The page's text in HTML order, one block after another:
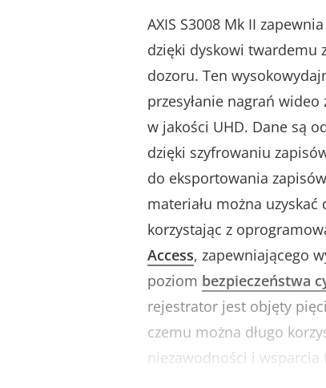
AXIS S3008 Mk II
dzięki dyskowi twardemu
dozoru. Ten
przesyłanie nagrań
w jakości UHD. Dane są
dzięki szyfrowaniu
do eksportowania
materiału można
korzystając z
Access, zapewniającego
poziom bezpieczeństwa
rejestrator jest objęty
czemu można długo
niezawodności i wsparcia